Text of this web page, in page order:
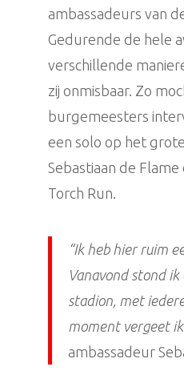
ambassadeurs van
Gedurende de hele
verschillende
zij onmisbaar. Zo
burgemeesters
een solo op het
Sebastiaan de
Torch Run.
“Ik heb hier ruim
Vanavond stond
stadion, met
moment vergeet
ambassadeur